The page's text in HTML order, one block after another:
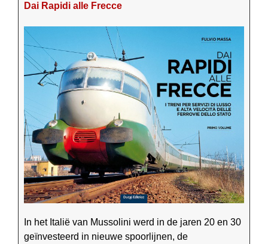
Dai Rapidi alle Frecce
In het Italië van Mussolini werd in de jaren 20 en 30
geïnvesteerd in nieuwe spoorlijnen, de